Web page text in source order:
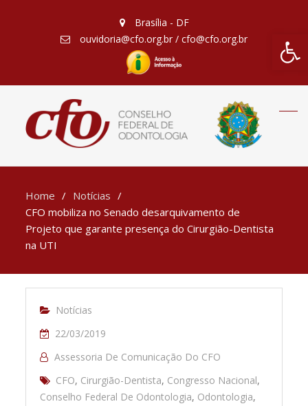
Barra
Brasília - DF
ouvidoria@cfo.org.br / cfo@cfo.org.br
Home
Notícias
CFO mobiliza no Senado desarquivamento de
Projeto que garante presença do Cirurgião-Dentista
na UTI
Notícias
22/03/2019
Assessoria De Comunicação Do CFO
CFO, Cirurgião-Dentista, Congresso Nacional,
Conselho Federal De Odontologia, Odontologia,